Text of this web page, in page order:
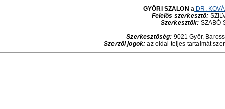
GYŐRI SZALON a DR.
Felelős szerkesztő:
Szerkesztők: SZABÓ
Szerkesztőség: 9021 Győr,
Szerzői jogok: az oldal teljes tartalmát